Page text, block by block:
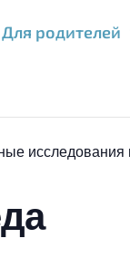
Для родителей
исследования